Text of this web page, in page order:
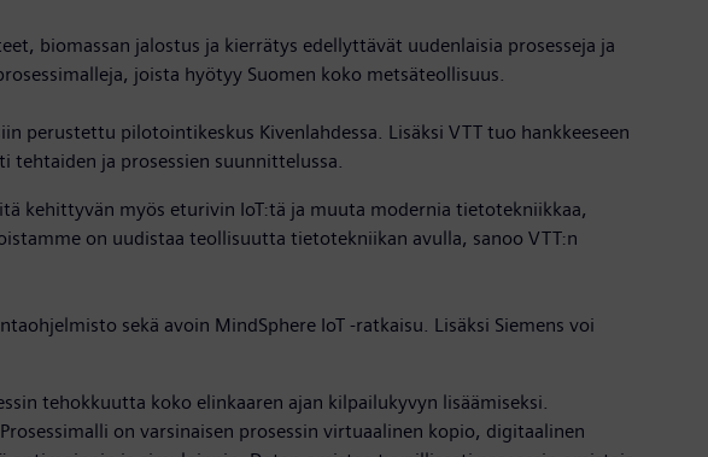
biomassan jalostus ja kierrätys edellyttävät uudenlaisia prosesseja ja
joista hyötyy Suomen koko metsäteollisuus.
pilotointikeskus Kivenlahdessa. Lisäksi VTT tuo hankkeeseen
tehtaiden ja prosessien suunnittelussa.
kehittyvän myös eturivin IoT:tä ja muuta modernia tietotekniikkaa,
on uudistaa teollisuutta tietotekniikan avulla, sanoo VTT:n
sekä avoin MindSphere IoT -ratkaisu. Lisäksi Siemens voi
tehokkuutta koko elinkaaren ajan kilpailukyvyn lisäämiseksi.
on varsinaisen prosessin virtuaalinen kopio, digitaalinen